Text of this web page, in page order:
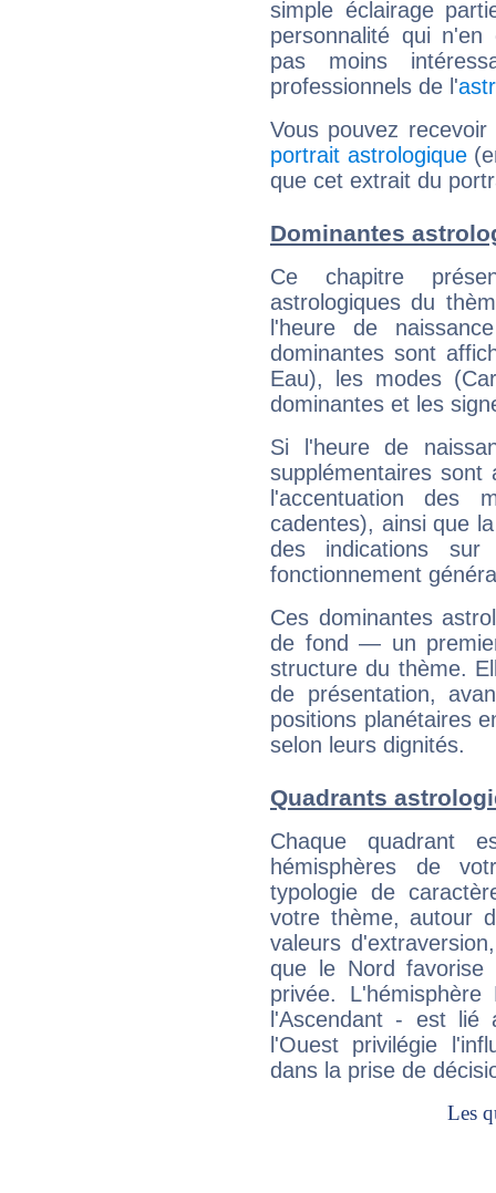
simple éclairage
personnalité qui n'en
pas moins
professionnels de l'
Vous pouvez
portrait astrologique
que cet extrait du
Dominantes
Ce chapitre
astrologiques du
l'heure de
dominantes sont
Eau), les modes
dominantes et les
Si l'heure de
supplémentaires sont
l'accentuation des
cadentes), ainsi que
des indications sur
fonctionnement
Ces dominantes
de fond — un
structure du thème.
de présentation,
positions planétaires
selon leurs dignités.
Quadrants
Chaque quadrant
hémisphères de
typologie de
votre thème, autour
valeurs
que le Nord favorise
privée.
l'Ascendant - est
l'Ouest privilégie
dans la prise de